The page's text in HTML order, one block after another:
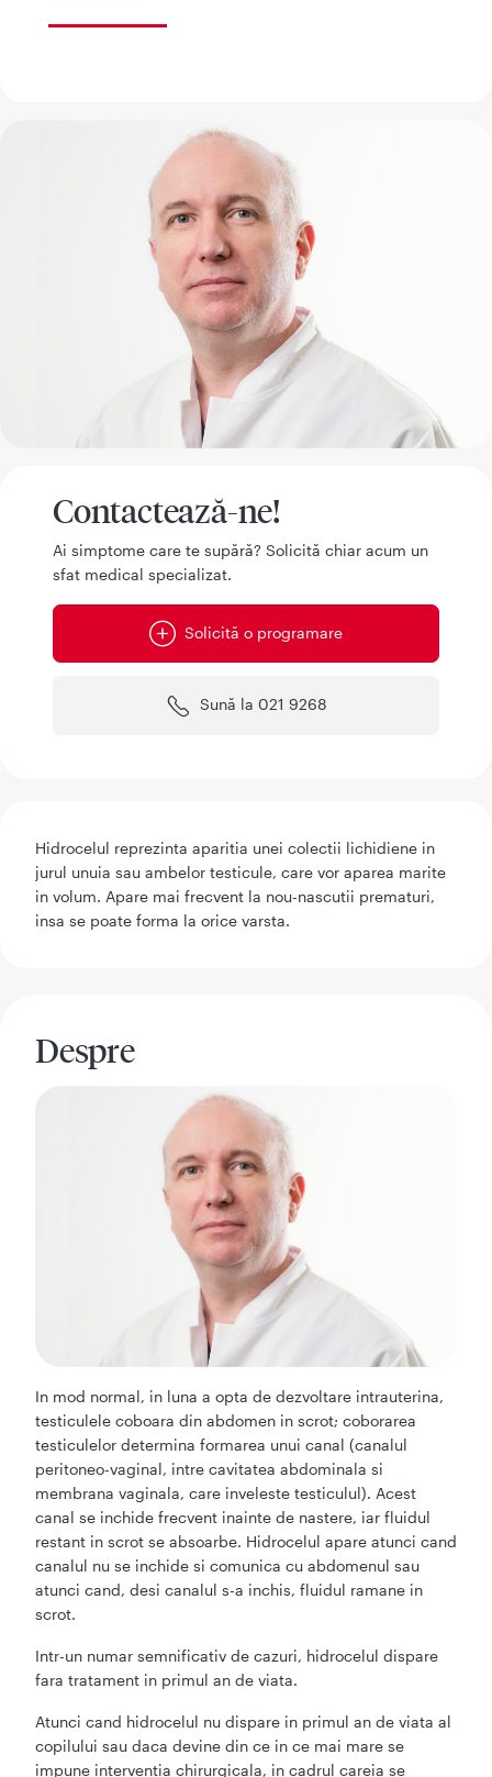
Contactează-ne!
Ai simptome care te supără? Solicită chiar acum un
sfat medical specializat.
Solicită o programare
Sună la 021 9268
Hidrocelul reprezinta aparitia unei colectii lichidiene in
jurul unuia sau ambelor testicule, care vor aparea marite
in volum. Apare mai frecvent la nou-nascutii prematuri,
insa se poate forma la orice varsta.
Despre
In mod normal, in luna a opta de dezvoltare intrauterina,
testiculele coboara din abdomen in scrot; coborarea
testiculelor determina formarea unui canal (canalul
peritoneo-vaginal, intre cavitatea abdominala si
membrana vaginala, care inveleste testiculul). Acest
canal se inchide frecvent inainte de nastere, iar fluidul
restant in scrot se absoarbe. Hidrocelul apare atunci cand
canalul nu se inchide si comunica cu abdomenul sau
atunci cand, desi canalul s-a inchis, fluidul ramane in
scrot.
Intr-un numar semnificativ de cazuri, hidrocelul dispare
fara tratament in primul an de viata.
Atunci cand hidrocelul nu dispare in primul an de viata al
copilului sau daca devine din ce in ce mai mare se
impune interventia chirurgicala, in cadrul careia se